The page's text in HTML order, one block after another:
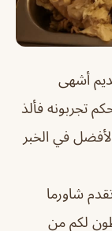
أشهى
تجربونه فألذ
في الخبر
شاورما
لكم من